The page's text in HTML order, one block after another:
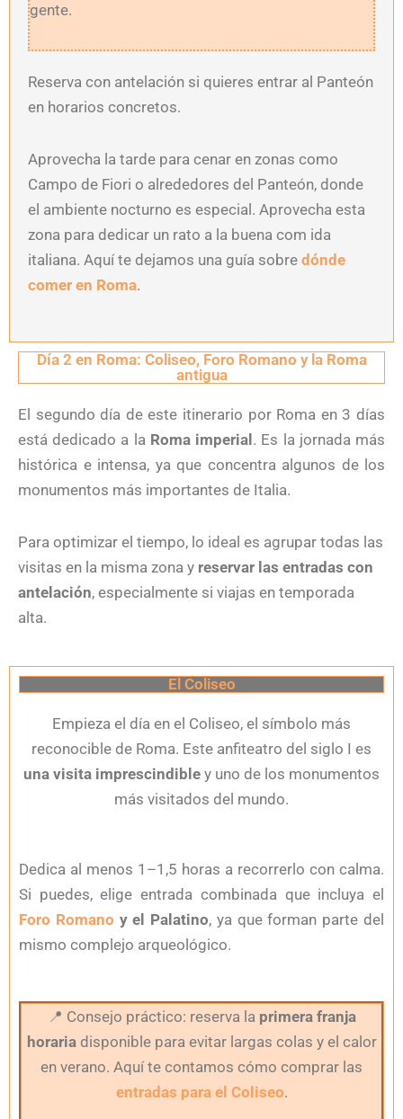
gente.
Reserva con antelación si quieres entrar al Panteón
en horarios concretos.
Aprovecha la tarde para cenar en zonas como
Campo de Fiori o alrededores del Panteón, donde
el ambiente nocturno es especial. Aprovecha esta
zona para dedicar un rato a la buena com ida
italiana. Aquí te dejamos una guía sobre dónde
comer en Roma.
Día 2 en Roma: Coliseo, Foro Romano y la Roma
antigua
El segundo día de este itinerario por Roma en 3 días
está dedicado a la Roma imperial . Es la jornada más
histórica e intensa, ya que concentra algunos de los
monumentos más importantes de Italia.
Para optimizar el tiempo, lo ideal es agrupar todas las
visitas en la misma zona y reservar las entradas con
antelación, especialmente si viajas en temporada
alta.
El Coliseo
Empieza el día en el Coliseo, el símbolo más
reconocible de Roma. Este anfiteatro del siglo I es
una visita imprescindible y uno de los monumentos
más visitados del mundo.
Dedica al menos 1–1,5 horas a recorrerlo con calma.
Si puedes, elige entrada combinada que incluya el
Foro Romano y el Palatino, ya que forman parte del
mismo complejo arqueológico.
📍 Consejo práctico: reserva la primera franja
horariadisponible para evitar largas colas y el calor
en verano. Aquí te contamos cómo comprar las
entradas para el Coliseo.